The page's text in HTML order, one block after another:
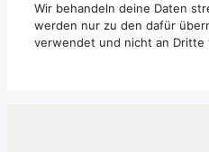
Wir behandeln deine Daten
werden nur zu den dafür
verwendet und nicht an Dritte